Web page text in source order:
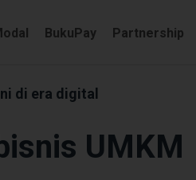
BukuPay Partnership
di era digital
UMKM